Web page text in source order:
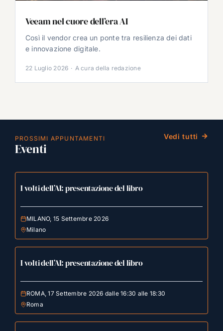
Veeam nel cuore dell’era AI
Così il vendor crea un ponte tra resilienza dei dati
e innovazione digitale.
22 Luglio 2026 · A cura della redazione
PROSSIMI APPUNTAMENTI
Eventi
Vedi tutti
I volti dell’AI: presentazione del libro
MILANO, 15 Settembre 2026
Milano
I volti dell’AI: presentazione del libro
ROMA, 17 Settembre 2026 dalle 16:30 alle 18:30
Roma